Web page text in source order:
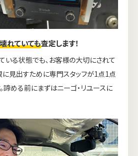
れていても査定します！
いる状態でも、お客様の大切にされて
見出すために専門スタッフが1点1点
諦める前にまずはニーゴ・リユースに